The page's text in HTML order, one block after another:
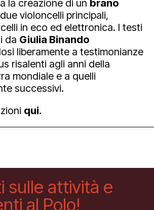
la creazione di un brano
violoncelli principali,
in eco ed elettronica. I testi
da Giulia Binando
liberamente a testimonianze
risalenti agli anni della
mondiale e a quelli
successivi.
qui.
sulle attività e
al Polo!